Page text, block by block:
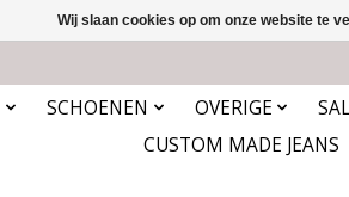
SCHOENEN OVERIGE
CUSTOM MADE JEANS
Wij slaan cookies op om onze website te